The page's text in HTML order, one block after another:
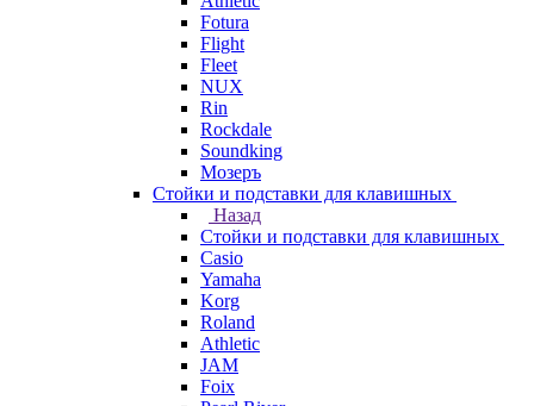
Fotura
Flight
Fleet
NUX
Rin
Rockdale
Soundking
Мозеръ
Стойки и подставки для клавишных
Назад
Стойки и подставки для клавишных
Casio
Yamaha
Korg
Roland
Athletic
JAM
Foix